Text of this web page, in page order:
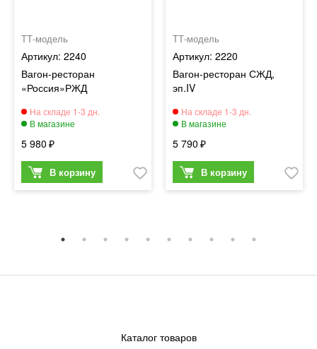
ТТ-модель
2240
Вагон-ресторан
«Россия»РЖД
5 980
ТТ-модель
2220
Вагон-ресторан СЖД,
эп.IV
5 790
Каталог товаров